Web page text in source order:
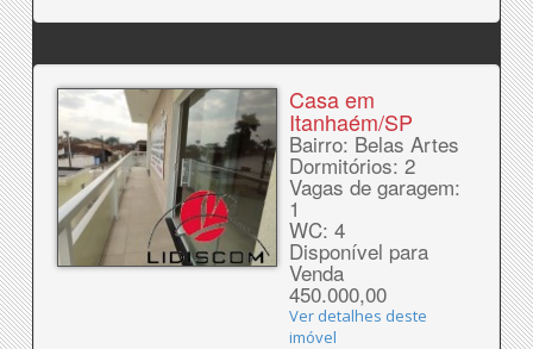
Casa em
Itanhaém/SP
Bairro: Belas Artes
Dormitórios: 2
Vagas de garagem:
1
WC: 4
Disponível para
Venda
450.000,00
Ver detalhes deste
imóvel